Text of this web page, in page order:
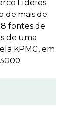
Líderes
de mais de
fontes de
de uma
KPMG, em